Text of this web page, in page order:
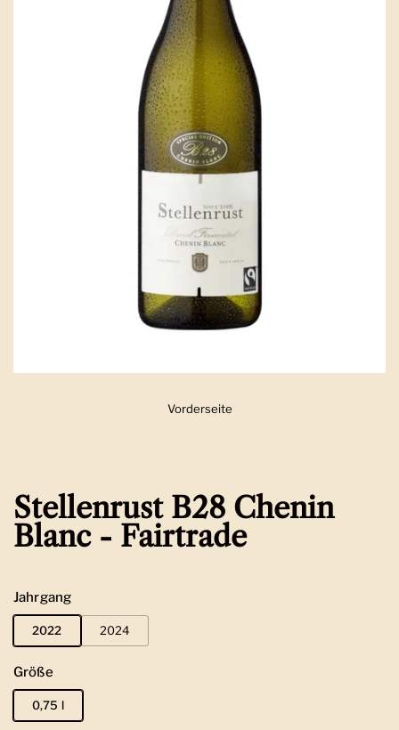
Zeige Folie 1
Vorderseite
Stellenrust B28 Chenin
Blanc - Fairtrade
Jahrgang
2022 2024
Größe
0,75 l